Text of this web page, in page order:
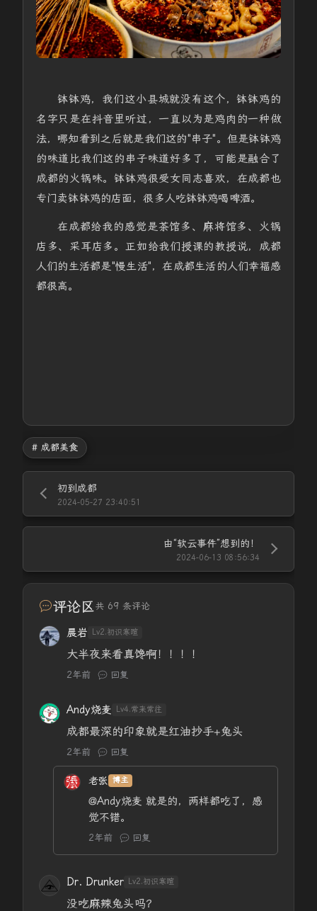
钵钵鸡，我们这小县城就没有这个，钵钵鸡的
名字只是在抖音里听过，一直以为是鸡肉的一种做
法，哪知看到之后就是我们这的"串子"。但是钵钵鸡
的味道比我们这的串子味道好多了，可能是融合了
成都的火锅味。钵钵鸡很受女同志喜欢，在成都也
专门卖钵钵鸡的店面，很多人吃钵钵鸡喝啤酒。
在成都给我的感觉是茶馆多、麻将馆多、火锅
店多、采耳店多。正如给我们授课的教授说，成都
人们的生活都是"慢生活"，在成都生活的人们幸福感
都很高。
# 成都美食
初到成都
2024-05-27 23:40:51
由“软云事件”想到的！
2024-06-13 08:56:34
评论区 共 69 条评论
晨岩 Lv2.初识寒暄
大半夜来看真馋啊！！！！
2年前 回复
Andy烧麦 Lv4.常来常往
成都最深的印象就是红油抄手+兔头
2年前 回复
老张 博主
@Andy烧麦 就是的，两样都吃了，感
觉不错。
2年前 回复
Dr. Drunker Lv2.初识寒暄
没吃麻辣兔头吗？